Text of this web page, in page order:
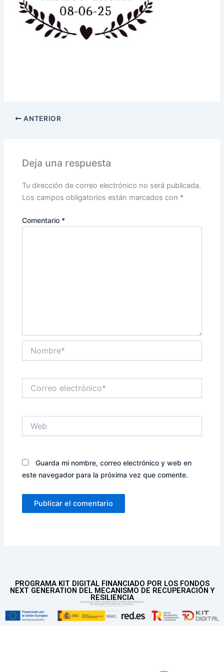
ANTERIOR
Deja una respuesta
Tu dirección de correo electrónico no será publicada.
Los campos obligatorios están marcados con *
Comentario *
electrónico*
Guarda mi nombre, correo electrónico y web en
este navegador para la próxima vez que comente.
PROGRAMA KIT DIGITAL FINANCIADO POR LOS FONDOS
NEXT GENERATION DEL MECANISMO DE RECUPERACIÓN Y
RESILIENCIA